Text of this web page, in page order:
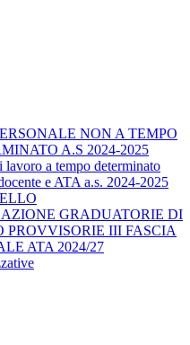
NON A TEMPO
A.S 2024-2025
lavoro a tempo determinato
e ATA a.s. 2024-2025
GRADUATORIE DI
PROVVISORIE III FASCIA
ATA 2024/27